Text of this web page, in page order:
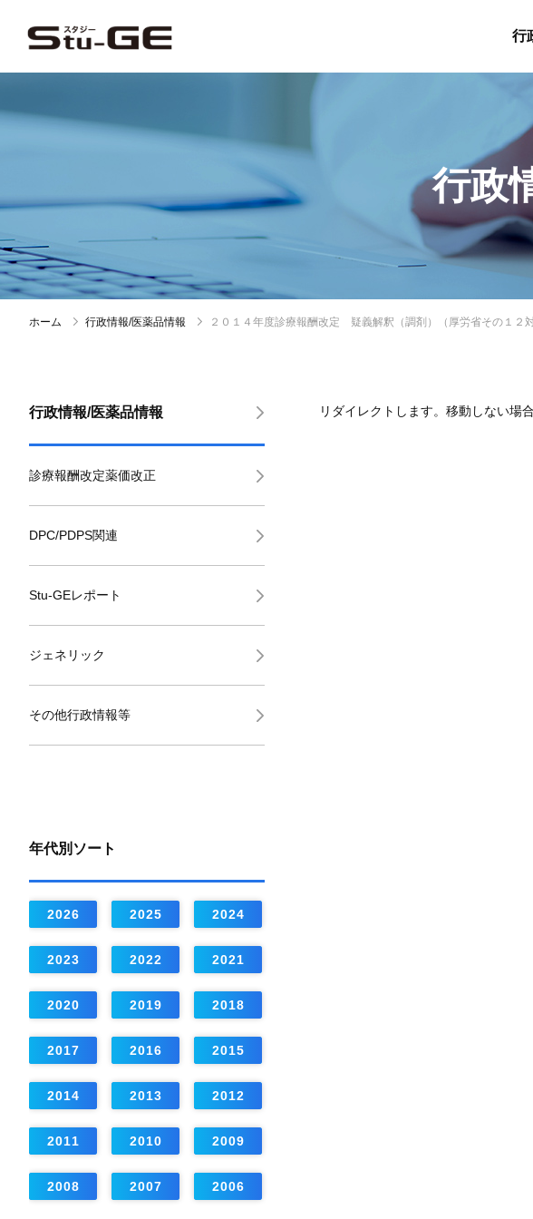
行
行政
ホーム 行政情報/医薬品情報 ２０１４年度診療報酬改定 疑義解釈（調剤）（厚労省その１２対
リダイレクトします。移動しない場
行政情報/医薬品情報
診療報酬改定薬価改正
DPC/PDPS関連
Stu-GEレポート
ジェネリック
その他行政情報等
年代別ソート
2026 2025 2024
2023 2022 2021
2020 2019 2018
2017 2016 2015
2014 2013 2012
2011 2010 2009
2008 2007 2006